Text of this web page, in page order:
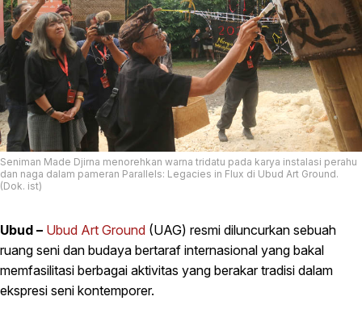
Seniman Made Djirna menorehkan warna tridatu pada karya instalasi perahu
dan naga dalam pameran Parallels: Legacies in Flux di Ubud Art Ground.
(Dok. ist)
Ubud – Ubud Art Ground (UAG) resmi diluncurkan sebuah
ruang seni dan budaya bertaraf internasional yang bakal
memfasilitasi berbagai aktivitas yang berakar tradisi dalam
ekspresi seni kontemporer.